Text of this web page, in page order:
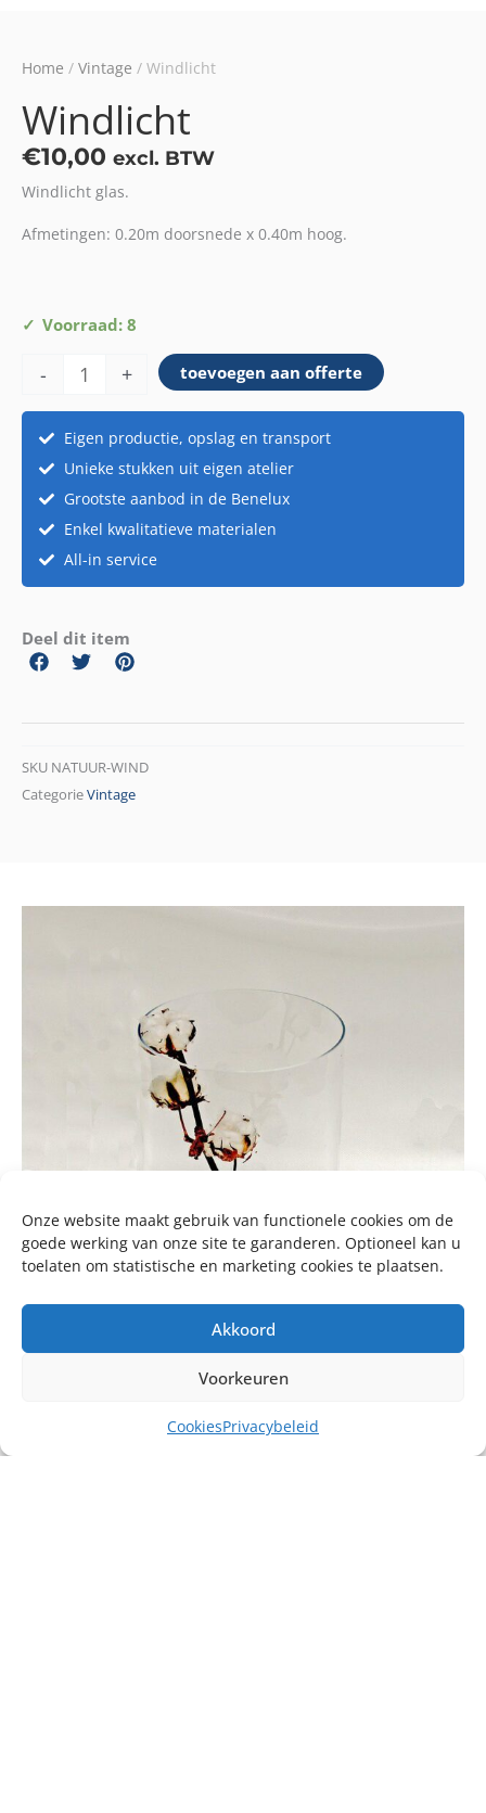
Onze website maakt gebruik van functionele cookies om de
goede werking van onze site te garanderen. Optioneel kan u
toelaten om statistische en marketing cookies te plaatsen.
Akkoord
Voorkeuren
CookiesPrivacybeleid
Home / Vintage / Windlicht
Windlicht
€10,00 excl. BTW
Windlicht glas.
Afmetingen: 0.20m doorsnede x 0.40m hoog.
Voorraad: 8
-
Windlicht
+ toevoegen aan offerte
Eigen productie, opslag en transport
Unieke stukken uit eigen atelier
Grootste aanbod in de Benelux
Enkel kwalitatieve materialen
All-in service
Deel dit item
SKU NATUUR-WIND
CategorieVintage